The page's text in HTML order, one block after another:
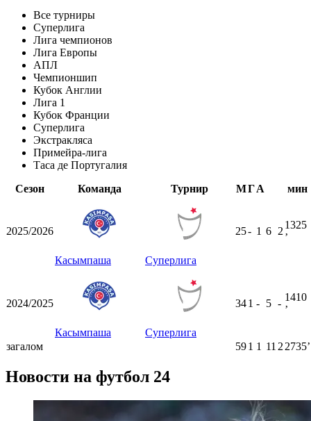
Все турниры
Суперлига
Лига чемпионов
Лига Европы
АПЛ
Чемпионшип
Кубок Англии
Лига 1
Кубок Франции
Суперлига
Экстракляса
Примейра-лига
Таса де Португалия
Сезон
Команда Турнир МГА мин
2025/2026
Касымпаша Суперлига
25- 1 6 2
1325
ʼ
2024/2025
Касымпаша Суперлига
341 - 5 -
1410
ʼ
загалом 591 1 11 2 2735ʼ
Новости на футбол 24